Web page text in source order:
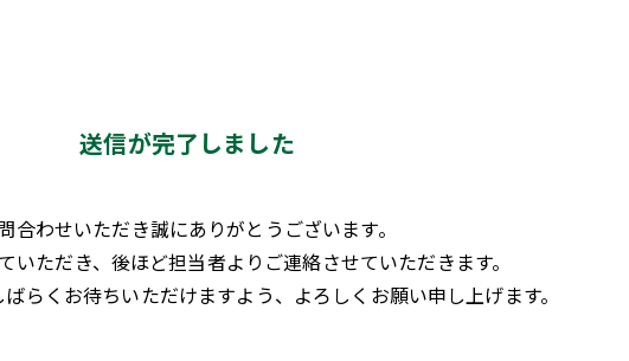
送信が完了しました
合わせいただき誠にありがとうございます。
いただき、後ほど担当者よりご連絡させていただきます。
らくお待ちいただけますよう、よろしくお願い申し上げます。